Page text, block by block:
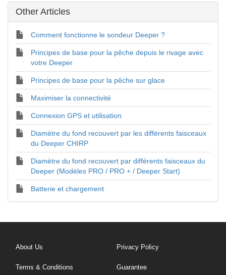
Other Articles
Comment fonctionne le sondeur Deeper ?
Principes de base pour la pêche depuis le rivage avec
votre Deeper
Principes de base pour la pêche sur glace
Maximiser la connectivité
Connexion GPS et utilisation
Diamètre du fond recouvert par les différents faisceaux
du Deeper CHIRP
Diamètre du fond recouvert par différents faisceaux du
Deeper (Modèles PRO / PRO + / Deeper Start)
Batterie et chargement
About Us Privacy Policy
Terms & Conditions Guarantee